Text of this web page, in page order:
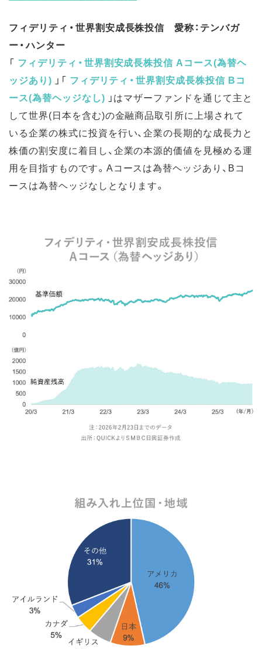
フィデリティ・世界割安成長株投信 愛称：テンバガ
ー・ハンター
「 フィデリティ・世界割安成長株投信 Aコース(為替ヘ
ッジあり) 」「 フィデリティ・世界割安成長株投信 Bコ
ース(為替ヘッジなし) 」はマザーファンドを通じて主と
して世界(日本を含む)の金融商品取引所に上場されて
いる企業の株式に投資を行い、企業の長期的な成長力と
株価の割安度に着目し、企業の本源的価値を見極める運
用を目指すものです。Aコースは為替ヘッジあり、Bコ
ースは為替ヘッジなしとなります。